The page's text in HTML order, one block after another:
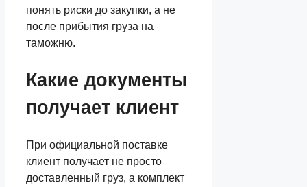
понять риски до закупки, а не
после прибытия груза на
таможню.
Какие документы
получает клиент
При официальной поставке
клиент получает не просто
доставленный груз, а комплект